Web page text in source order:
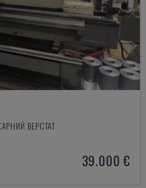
ВЕРСТАТ
39.000 €